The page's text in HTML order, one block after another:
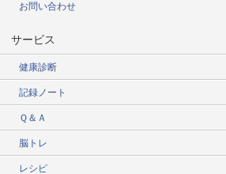
お問い合わせ
サービス
健康診断
記録ノート
Ｑ＆Ａ
脳トレ
レシピ